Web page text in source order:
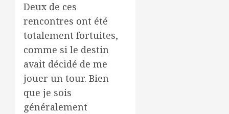
Deux de ces
rencontres ont été
totalement fortuites,
comme si le destin
avait décidé de me
jouer un tour. Bien
que je sois
généralement